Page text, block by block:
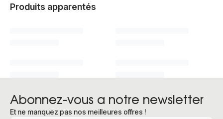
Produits apparentés
Abonnez-vous a notre newsletter
Et ne manquez pas nos meilleures offres !